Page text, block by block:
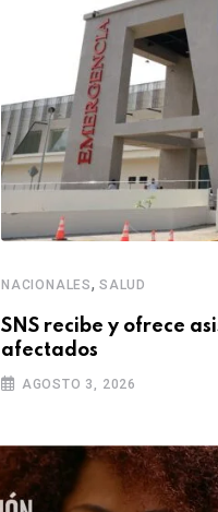
NACIONALES, SALUD
SNS recibe y ofrece
afectados
AGOSTO 3, 2026